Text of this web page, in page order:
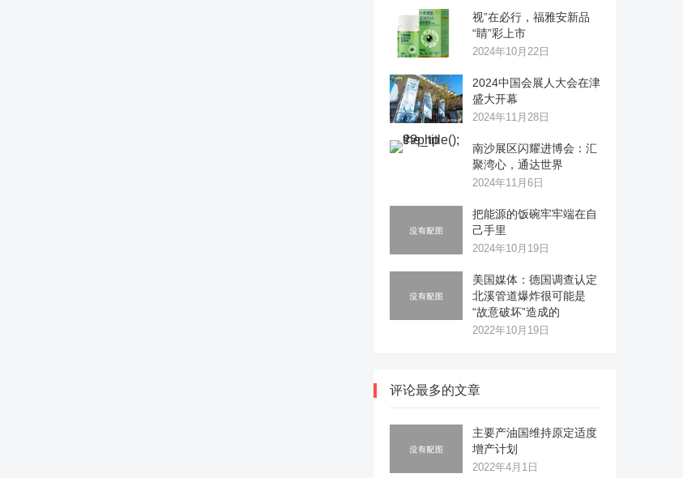
视”在必行，福雅安新品
“睛”彩上市
2024年10月22日
2024中国会展人大会在津
盛大开幕
2024年11月28日
南沙展区闪耀进博会：汇
聚湾心，通达世界
2024年11月6日
把能源的饭碗牢牢端在自
己手里
2024年10月19日
美国媒体：德国调查认定
北溪管道爆炸很可能是
“故意破坏”造成的
2022年10月19日
评论最多的文章
主要产油国维持原定适度
增产计划
2022年4月1日